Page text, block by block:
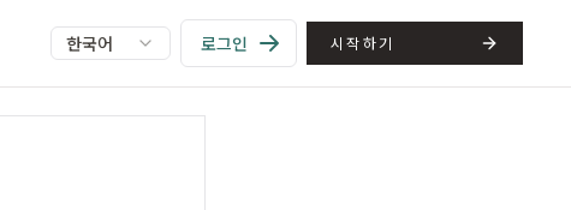
한국어 로그인 시작하기